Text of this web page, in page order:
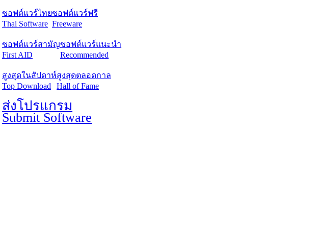
ซอฟต์แวร์ไทย
Thai Software
ซอฟต์แวร์ฟรี
Freeware
ซอฟต์แวร์สามัญ
First AID
ซอฟต์แวร์แนะนำ
Recommended
สูงสุดในสัปดาห์
Top Download
สูงสุดตลอดกาล
Hall of Fame
ส่งโปรแกรม
Submit Software